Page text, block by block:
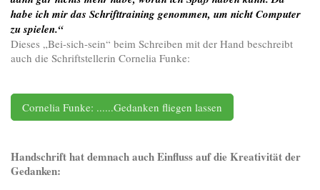
habe ich mir das Schrifttraining genommen, um nicht Computer
zu spielen.“
Dieses „Bei-sich-sein“ beim Schreiben mit der Hand beschreibt
auch die Schriftstellerin Cornelia Funke:
Cornelia Funke: ......Gedanken fliegen lassen
Handschrift hat demnach auch Einfluss auf die Kreativität der
Gedanken: